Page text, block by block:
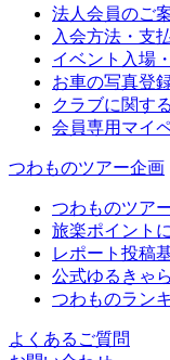
法人会員のご
入会方法・支
イベント入場
お車の写真登
クラブに関す
会員専用マイ
つわものツアー企画
つわものツア
旅楽ポイント
レポート投稿
公式ゆるきゃ
つわものラン
よくあるご質問